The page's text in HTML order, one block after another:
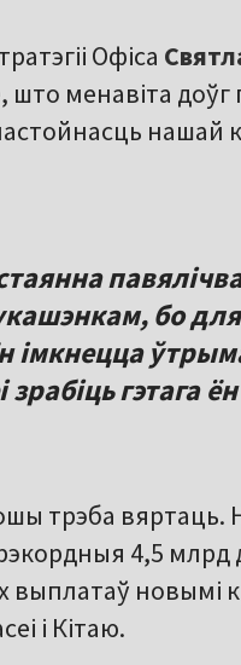
Офіса
што менавіта
нашай
бо
гэтага
трэба вяртаць.
4,5 млрд
выплатаў новымі
і Кітаю.